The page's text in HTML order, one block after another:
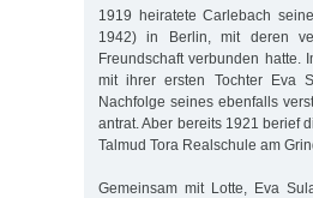
1919 heiratete Carlebach
1942) in Berlin, mit deren
Freundschaft verbunden hatte.
mit ihrer ersten Tochter Eva
Nachfolge seines ebenfalls
antrat. Aber bereits 1921 berief
Talmud Tora Realschule am
Gemeinsam mit Lotte, Eva